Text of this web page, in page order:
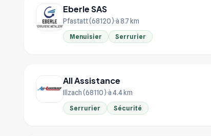
Eberle SAS
Pfastatt (68120) à 8.7 km
Menuisier Serrurier
All Assistance
Illzach (68110) à 4.4 km
Serrurier Sécurité